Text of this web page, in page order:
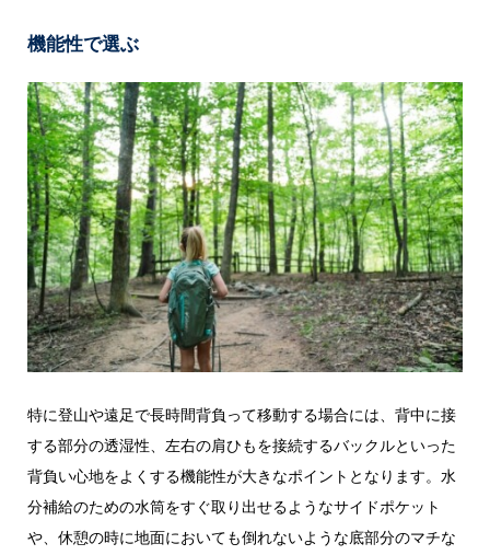
機能性で選ぶ
特に登山や遠足で長時間背負って移動する場合には、背中に接
する部分の透湿性、左右の肩ひもを接続するバックルといった
背負い心地をよくする機能性が大きなポイントとなります。水
分補給のための水筒をすぐ取り出せるようなサイドポケット
や、休憩の時に地面においても倒れないような底部分のマチな